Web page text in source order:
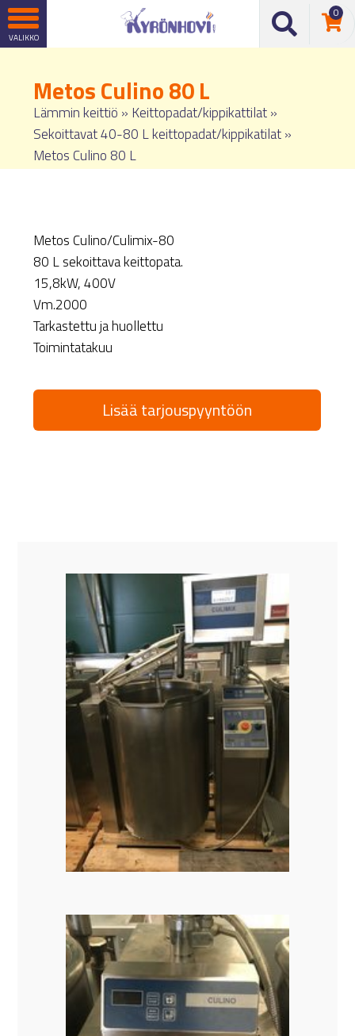
0
Metos Culino 80 L
Lämmin keittiö » Keittopadat/kippikattilat»
Sekoittavat 40-80 L keittopadat/kippikatilat»
Metos Culino 80 L
Metos Culino/Culimix-80
80 L sekoittava keittopata.
15,8kW, 400V
Vm.2000
Tarkastettu ja huollettu
Toimintatakuu
Lisää tarjouspyyntöön